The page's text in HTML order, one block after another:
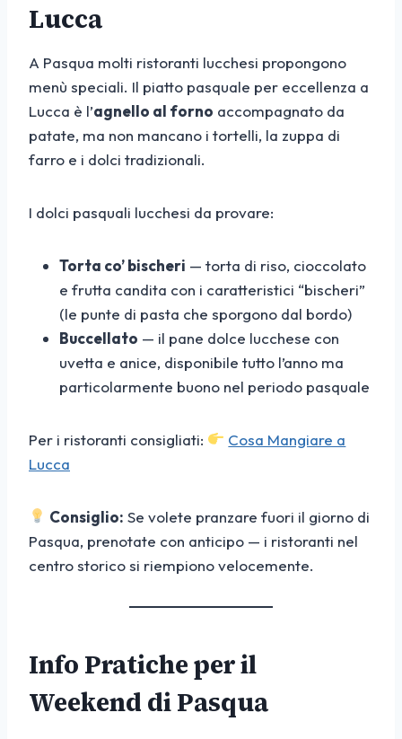
Lucca
A Pasqua molti ristoranti lucchesi propongono
menù speciali. Il piatto pasquale per eccellenza a
Lucca è l’agnello al forno accompagnato da
patate, ma non mancano i tortelli, la zuppa di
farro e i dolci tradizionali.
I dolci pasquali lucchesi da provare:
Torta co’ bischeri — torta di riso, cioccolato
e frutta candita con i caratteristici “bischeri”
(le punte di pasta che sporgono dal bordo)
Buccellato — il pane dolce lucchese con
uvetta e anice, disponibile tutto l’anno ma
particolarmente buono nel periodo pasquale
Per i ristoranti consigliati:
Cosa Mangiare a
Lucca
Consiglio: Se volete pranzare fuori il giorno di
Pasqua, prenotate con anticipo — i ristoranti nel
centro storico si riempiono velocemente.
Info Pratiche per il
Weekend di Pasqua